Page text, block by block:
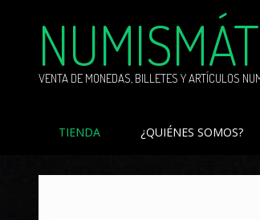
VENTA DE MONEDAS, BILLETES Y ARTÍCULOS
TIENDA ¿QUIÉNES SOMOS?